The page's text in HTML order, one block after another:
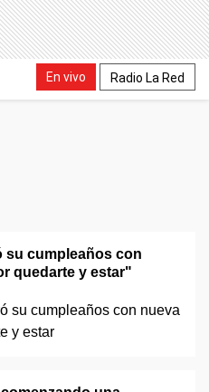
En vivo Radio La Red
su cumpleaños con
quedarte y estar"